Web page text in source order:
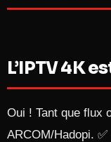
L’IPTV 4K
Oui ! Tant que flux
ARCOM/Hadopi. ✅